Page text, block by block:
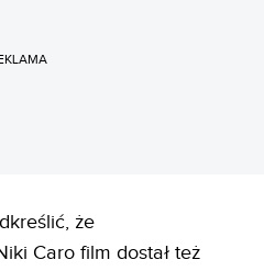
że
Caro film dostał też